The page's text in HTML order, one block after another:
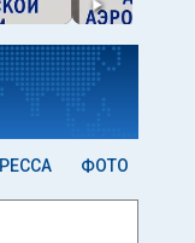
ФОТО